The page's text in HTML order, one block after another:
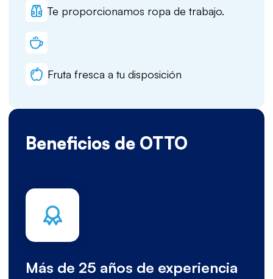
Te proporcionamos ropa de trabajo.
Fruta fresca a tu disposición
Beneficios de OTTO
Más de 25 años de experiencia